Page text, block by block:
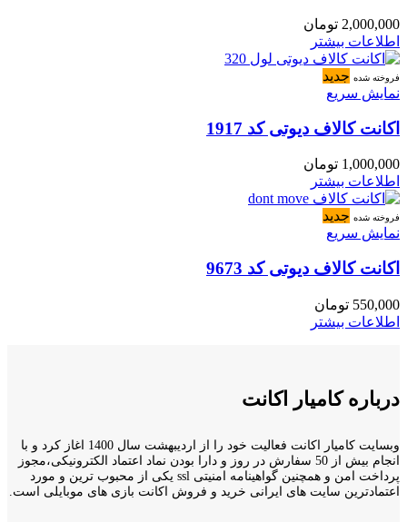
2,000,000 تومان
اطلاعات بیشتر
فروخته شده جدید
نمایش سریع
اکانت کالاف دیوتی کد 1917
1,000,000 تومان
اطلاعات بیشتر
فروخته شده جدید
نمایش سریع
اکانت کالاف دیوتی کد 9673
550,000 تومان
اطلاعات بیشتر
درباره کامیار اکانت
وبسایت کامیار اکانت فعالیت خود را از اردیبهشت سال 1400 اغاز کرد و با
انجام بیش از 50 سفارش در روز و دارا بودن نماد اعتماد الکترونیکی،مجوز
پرداخت امن و همچنین گواهینامه امنیتی ssl یکی از محبوب ترین و مورد
اعتمادترین سایت های ایرانی خرید و فروش اکانت بازی های موبایلی است.